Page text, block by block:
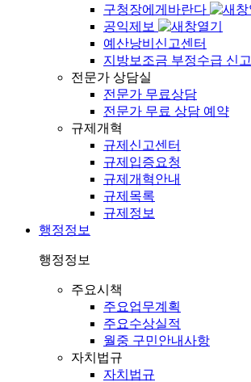
구청장에게바란다
공익제보
예산낭비신고센터
지방보조금 부정수급 신고
전문가 상담실
전문가 무료상담
전문가 무료 상담 예약
규제개혁
규제신고센터
규제입증요청
규제개혁안내
규제목록
규제정보
행정정보
행정정보
주요시책
주요업무계획
주요수상실적
월중 구민안내사항
자치법규
자치법규